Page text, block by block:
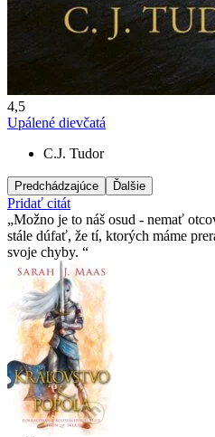
4,5
Upálené dievčatá
C.J. Tudor
Predchádzajúce Ďalšie
Pridať citát
Možno je to náš osud - nemať
stále dúfať, že tí­, ktorých máme
svoje chyby.